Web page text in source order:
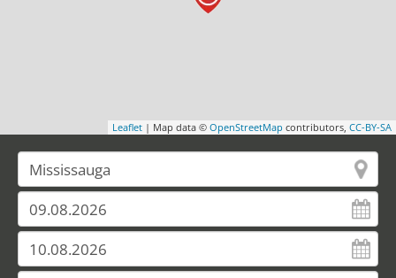
Leaflet | Map data © OpenStreetMap contributors, CC-BY-SA